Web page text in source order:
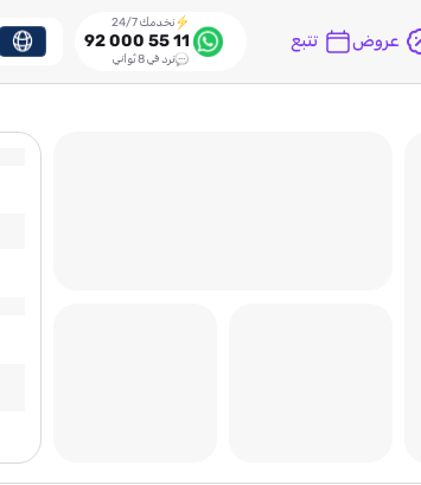
عروض تتبع
نخدمك 24/7
92 000 55 11
نرد في 8 ثواني